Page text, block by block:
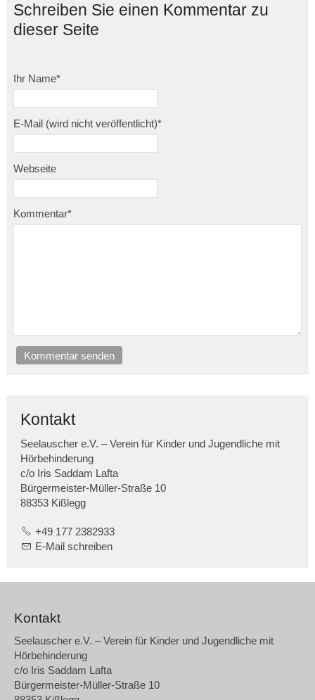
Schreiben Sie einen Kommentar zu
dieser Seite
Ihr Name*
E-Mail (wird nicht veröffentlicht)*
Webseite
Kommentar*
Kommentar senden
Kontakt
Seelauscher e.V. – Verein für Kinder und Jugendliche mit
Hörbehinderung
c/o Iris Saddam Lafta
Bürgermeister-Müller-Straße 10
88353 Kißlegg
+49 177 2382933
E-Mail schreiben
Kontakt
Seelauscher e.V. – Verein für Kinder und Jugendliche mit
Hörbehinderung
c/o Iris Saddam Lafta
Bürgermeister-Müller-Straße 10